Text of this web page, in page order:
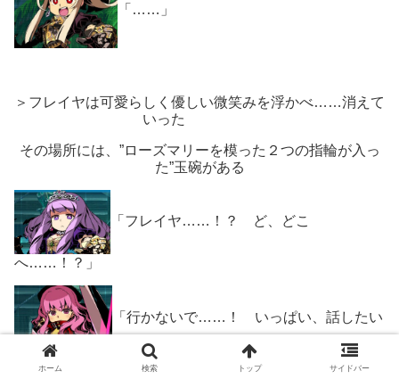
「……」
＞フレイヤは可愛らしく優しい微笑みを浮かべ……消えて
いった
その場所には、”ローズマリーを模った２つの指輪が入っ
た”玉碗がある
「フレイヤ……！？ ど、どこ
へ……！？」
「行かないで……！ いっぱい、話したい
ことがあったのに……！」
ホーム 検索 トップ サイドバー